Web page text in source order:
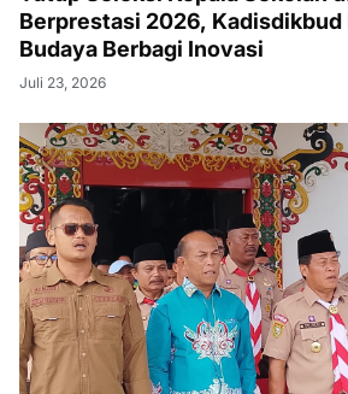
Berprestasi 2026, Kadisdikbud
Budaya Berbagi Inovasi
Juli 23, 2026